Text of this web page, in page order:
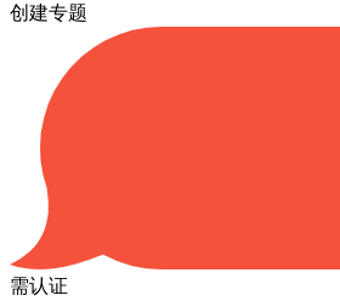
创建专题
需认证